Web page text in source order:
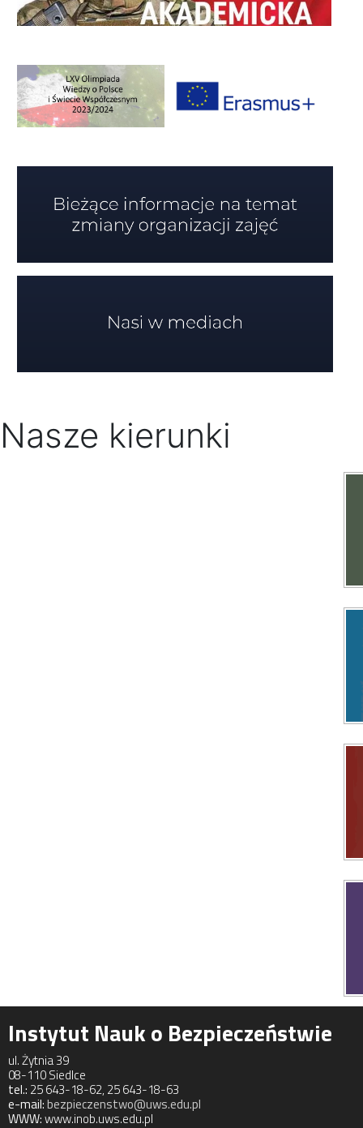
Nasze kierunki
Instytut Nauk o Bezpieczeństwie
ul. Żytnia 39
08-110 Siedlce
tel.: 25 643-18-62, 25 643-18-63
e-mail:bezpieczenstwo@uws.edu.pl
WWW:www.inob.uws.edu.pl